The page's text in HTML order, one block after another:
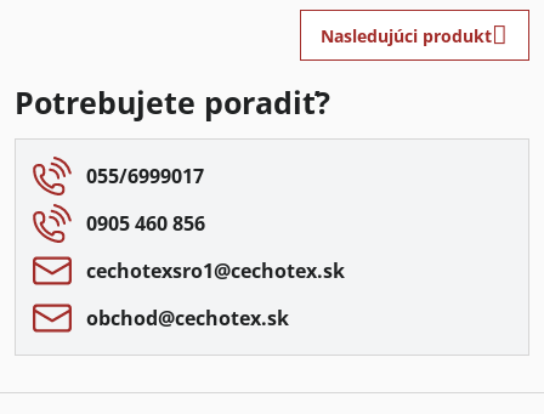
Nasledujúci produkt
Potrebujete poradiť?
055/6999017
0905 460 856
cechotexsro1​@cechotex​.sk
obchod​@cechotex​.sk